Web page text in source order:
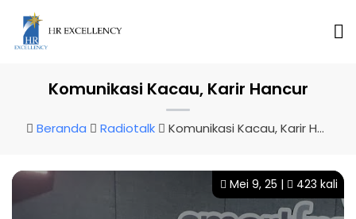
Komunikasi Kacau, Karir Hancur
Beranda Radiotalk Komunikasi Kacau, Karir Hancur
Mei 9, 25 | 423 kali